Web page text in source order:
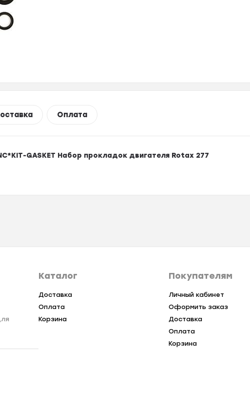
Оплата
GASKET Набор прокладок двигателя Rotax 277
Каталог
Доставка
Оплата
Корзина
Покупателям
Личный кабинет
Оформить заказ
Доставка
Оплата
Корзина